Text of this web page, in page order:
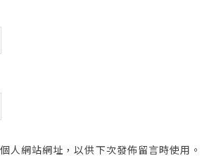
人網站網址，以供下次發佈留言時使用。